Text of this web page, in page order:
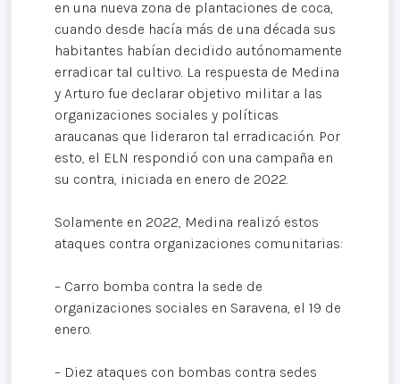
en una nueva zona de plantaciones de coca,
cuando desde hacía más de una década sus
habitantes habían decidido autónomamente
erradicar tal cultivo. La respuesta de Medina
y Arturo fue declarar objetivo militar a las
organizaciones sociales y políticas
araucanas que lideraron tal erradicación. Por
esto, el ELN respondió con una campaña en
su contra, iniciada en enero de 2022.
Solamente en 2022, Medina realizó estos
ataques contra organizaciones comunitarias:
– Carro bomba contra la sede de
organizaciones sociales en Saravena, el 19 de
enero.
– Diez ataques con bombas contra sedes